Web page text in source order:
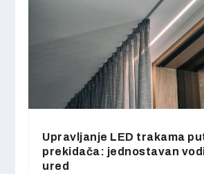
Upravljanje LED trakama
prekidača: jednostavan
ured